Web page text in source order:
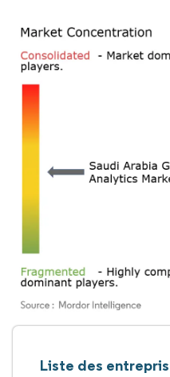
Liste des